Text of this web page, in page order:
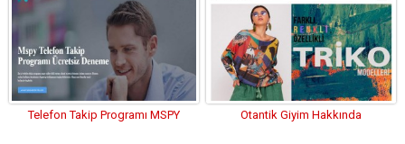
Telefon Takip Programı MSPY Otantik Giyim Hakkında